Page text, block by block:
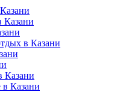
Казани
в Казани
Казани
в Казани